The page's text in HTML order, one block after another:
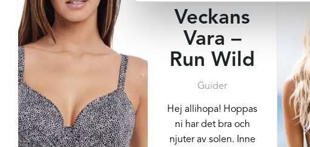
Veckans
Vara –
Run Wild
Guider
Hej allihopa! Hoppas
ni har det bra och
njuter av solen. Inne